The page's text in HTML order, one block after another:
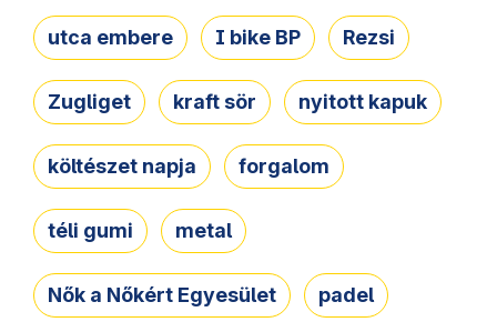
utca embere I bike BP Rezsi
Zugliget kraft sör nyitott kapuk
költészet napja forgalom
téli gumi metal
Nők a Nőkért Egyesület padel